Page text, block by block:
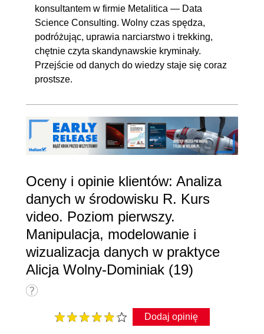
konsultantem w firmie Metalitica — Data
Science Consulting. Wolny czas spędza,
podróżując, uprawia narciarstwo i trekking,
chętnie czyta skandynawskie kryminały.
Przejście od danych do wiedzy staje się coraz
prostsze.
Oceny i opinie klientów: Analiza
danych w środowisku R. Kurs
video. Poziom pierwszy.
Manipulacja, modelowanie i
wizualizacja danych w praktyce
Alicja Wolny-Dominiak (19)
Dodaj opinię